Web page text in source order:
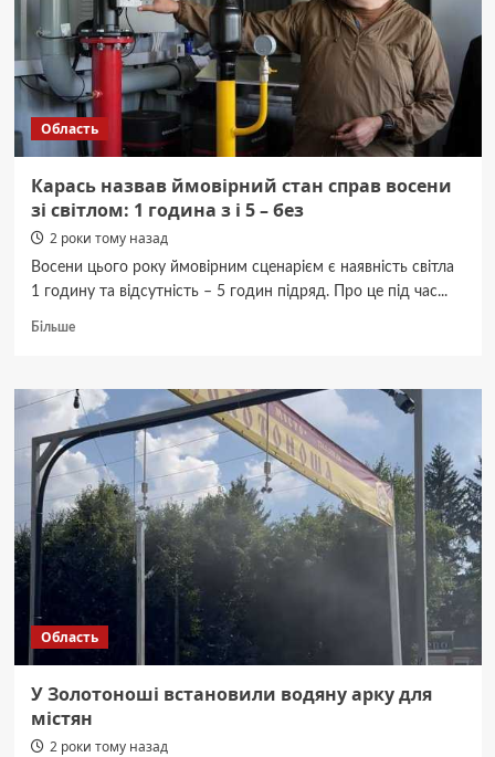
Область
Карась назвав ймовірний стан справ восени
зі світлом: 1 година з і 5 – без
2 роки тому назад
Восени цього року ймовірним сценарієм є наявність світла
1 годину та відсутність – 5 годин підряд. Про це під час...
БільшеДокладніше
назвав
ймовірний
стан
справ
восени
зі
світлом:
1
година
–
Область
У Золотоноші встановили водяну арку для
містян
2 роки тому назад